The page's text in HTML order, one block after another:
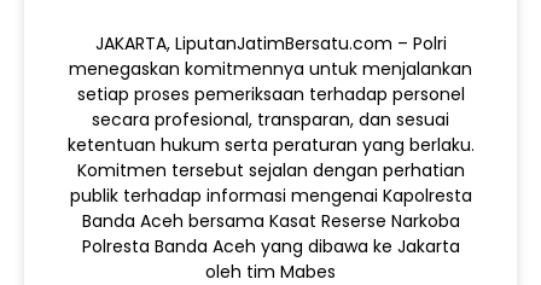
JAKARTA, LiputanJatimBersatu.com – Polri
menegaskan komitmennya untuk menjalankan
setiap proses pemeriksaan terhadap personel
secara profesional, transparan, dan sesuai
ketentuan hukum serta peraturan yang berlaku.
Komitmen tersebut sejalan dengan perhatian
publik terhadap informasi mengenai Kapolresta
Banda Aceh bersama Kasat Reserse Narkoba
Polresta Banda Aceh yang dibawa ke Jakarta
oleh tim Mabes